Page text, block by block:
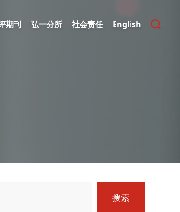
期刊 弘一分所 社会责任 English